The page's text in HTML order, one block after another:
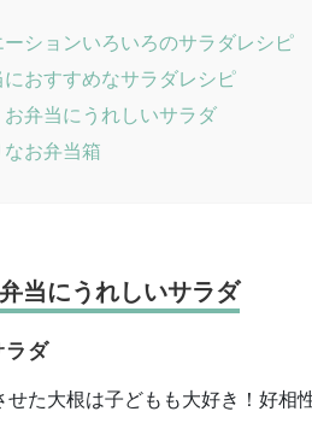
ションいろいろのサラダレシピ
おすすめなサラダレシピ
弁当にうれしいサラダ
お弁当箱
当にうれしいサラダ
ラダ
た大根は子どもも大好き！好相